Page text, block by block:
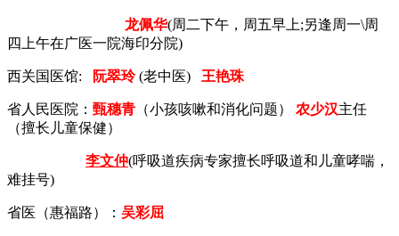
龙佩华(周二下午，周五早上;另逢周一\周
四上午在广医一院海印分院)
西关国医馆: 阮翠玲(老中医) 王艳珠
省人民医院： 甄穗青 （小孩咳嗽和消化问题） 农少汉主任
（擅长儿童保健）
李文仲(呼吸道疾病专家擅长呼吸道和儿童哮喘，
难挂号)
省医（惠福路）： 吴彩屈